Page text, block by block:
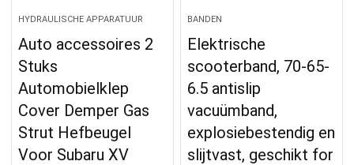
HYDRAULISCHE APPARATUUR
Auto accessoires 2
Stuks
Automobielklep
Cover Demper Gas
Strut Hefbeugel
Voor Subaru XV
BANDEN
Elektrische
scooterband, 70-65-
6.5 antislip
vacuümband,
explosiebestendig en
slijtvast, geschikt for